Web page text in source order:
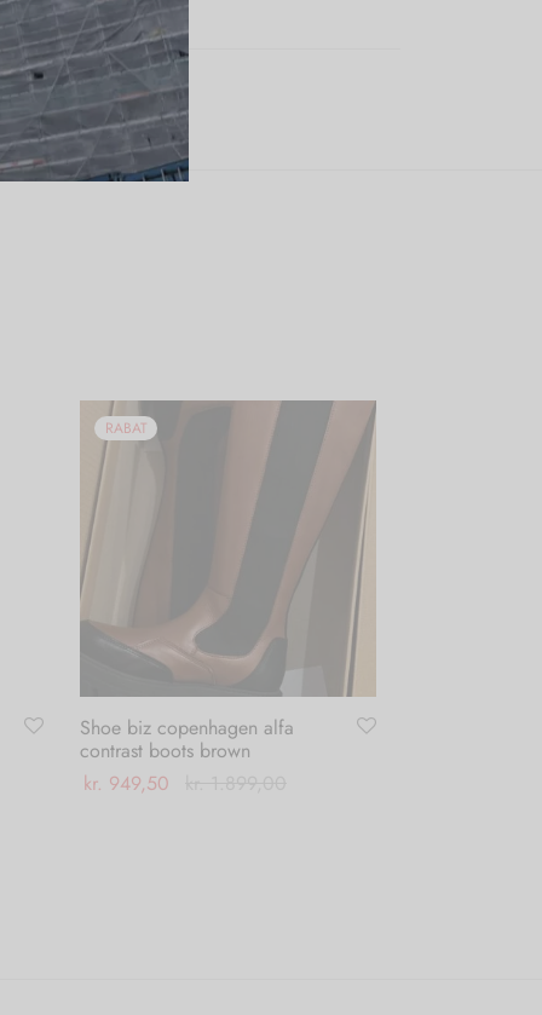
Karmamia
RABAT
Shoe biz copenhagen alfa
contrast boots brown
kr. 949,50